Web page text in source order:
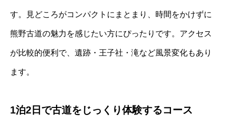
す。見どころがコンパクトにまとまり、時間をかけずに
熊野古道の魅力を感じたい方にぴったりです。アクセス
が比較的便利で、遺跡・王子社・滝など風景変化もあり
ます。
1泊2日で古道をじっくり体験するコース